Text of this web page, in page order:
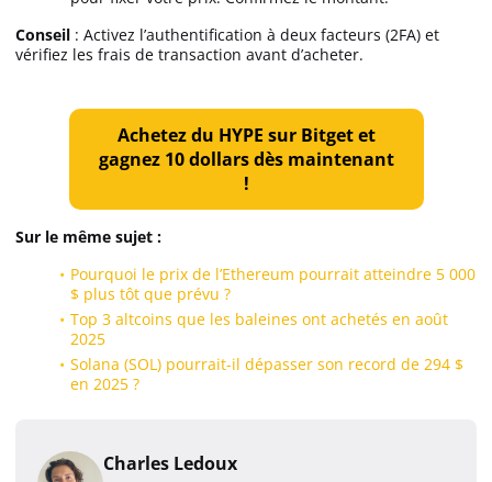
Conseil : Activez l’authentification à deux facteurs (2FA) et
vérifiez les frais de transaction avant d’acheter.
Achetez du HYPE sur Bitget et
gagnez 10 dollars dès maintenant
!
Sur le même sujet :
Pourquoi le prix de l’Ethereum pourrait atteindre 5 000
$ plus tôt que prévu ?
Top 3 altcoins que les baleines ont achetés en août
2025
Solana (SOL) pourrait-il dépasser son record de 294 $
en 2025 ?
Charles Ledoux